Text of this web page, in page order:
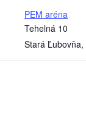
PEM aréna
Tehelná 10
Stará Ľubovňa,